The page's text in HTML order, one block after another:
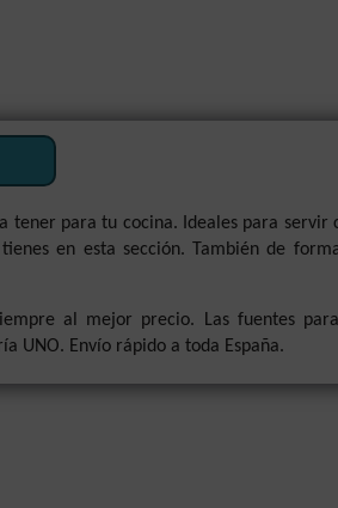
tener para tu cocina. Ideales para servir
en esta sección. También de
al mejor precio. Las fuentes
UNO. Envío rápido a toda España.